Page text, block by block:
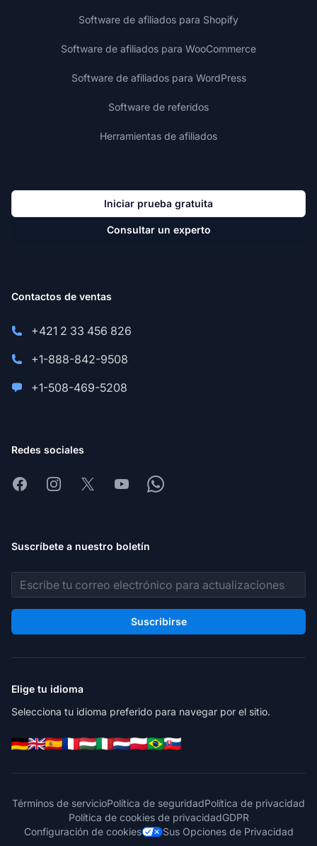
Software de afiliados para Shopify
Software de afiliados para WooCommerce
Software de afiliados para WordPress
Software de referidos
Herramientas de afiliados
Iniciar prueba gratuita
Consultar un experto
Contactos de ventas
+421 2 33 456 826
+1-888-842-9508
+1-508-469-5208
Redes sociales
FacebookInstagram
X YoutubeWhatsapp
Suscríbete a nuestro boletín
Dirección de correo electrónico
Suscribirse
Elige tu idioma
Selecciona tu idioma preferido para navegar por el sitio.
Términos de servicioPolítica de seguridadPolítica de privacidad
Política de cookies de privacidadGDPR
Configuración de cookies
Sus Opciones de Privacidad